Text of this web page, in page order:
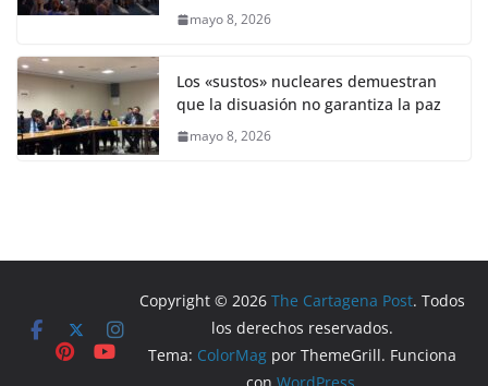
mayo 8, 2026
Los «sustos» nucleares demuestran
que la disuasión no garantiza la paz
mayo 8, 2026
Copyright © 2026The Cartagena Post. Todos
los derechos reservados.
Tema: ColorMag por ThemeGrill. Funciona